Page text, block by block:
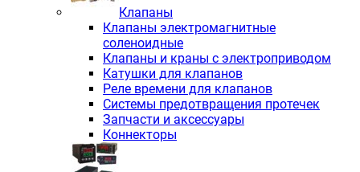
Клапаны
Клапаны электромагнитные
соленоидные
Клапаны и краны с электроприводом
Катушки для клапанов
Реле времени для клапанов
Системы предотвращения протечек
Запчасти и аксессуары
Коннекторы